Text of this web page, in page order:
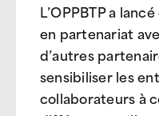
L’OPPBTP a
en partenariat
d’autres
sensibiliser les
collaborateurs à